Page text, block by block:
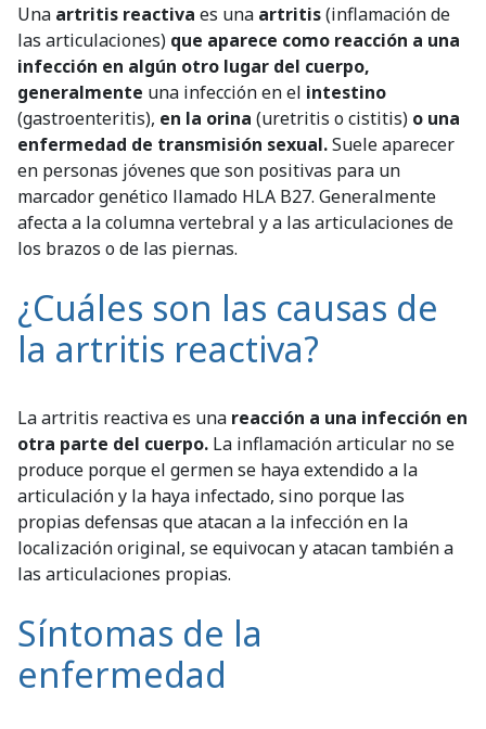
Una artritis reactiva es una artritis(inflamación de
las articulaciones) que aparece como reacción a una
infección en algún otro lugar del cuerpo,
generalmente una infección en el intestino
(gastroenteritis), en la orina (uretritis o cistitis) o una
enfermedad de transmisión sexual.Suele aparecer
en personas jóvenes que son positivas para un
marcador genético llamado HLA B27. Generalmente
afecta a la columna vertebral y a las articulaciones de
los brazos o de las piernas.
¿Cuáles son las causas de
la artritis reactiva?
La artritis reactiva es una reacción a una infección en
otra parte del cuerpo. La inflamación articular no se
produce porque el germen se haya extendido a la
articulación y la haya infectado, sino porque las
propias defensas que atacan a la infección en la
localización original, se equivocan y atacan también a
las articulaciones propias.
Síntomas de la
enfermedad